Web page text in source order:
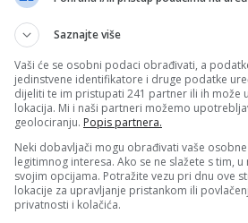
Saznajte više
Vaši će se osobni podaci obrađivati, a
jedinstvene identifikatore i druge podatke
dijeliti te im pristupati 241 partner ili ih može
lokacija. Mi i naši partneri možemo
geolociranju. Popis partnera.
Neki dobavljači mogu obrađivati vaše
legitimnog interesa. Ako se ne slažete s tim,
svojim opcijama. Potražite vezu pri dnu ove
lokacije za upravljanje pristankom ili
privatnosti i kolačića.